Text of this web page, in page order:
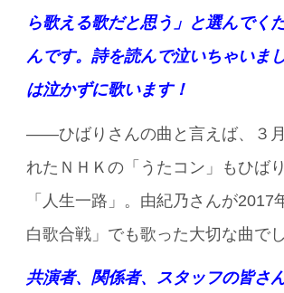
ら歌える歌だと思う」と選んでく
んです。詩を読んで泣いちゃいま
は泣かずに歌います！
――ひばりさんの曲と言えば、３
れたＮＨＫの「うたコン」もひば
「人生一路」。由紀乃さんが2017
白歌合戦」でも歌った大切な曲でし
共演者、関係者、スタッフの皆さ